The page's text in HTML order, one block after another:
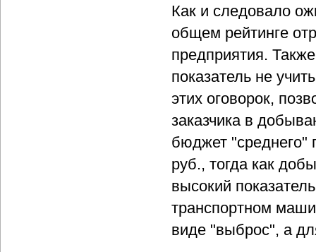
Как и следовало
общем рейтинге
предприятия.
показатель не
этих оговорок,
заказчика в
бюджет "среднего"
руб., тогда как
высокий
транспортном
виде "выброс", а